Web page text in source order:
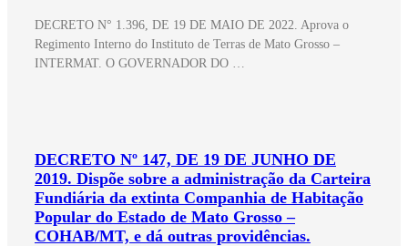
DECRETO N° 1.396, DE 19 DE MAIO DE 2022. Aprova o
Regimento Interno do Instituto de Terras de Mato Grosso –
INTERMAT. O GOVERNADOR DO …
DECRETO Nº 147, DE 19 DE JUNHO DE
2019. Dispõe sobre a administração da Carteira
Fundiária da extinta Companhia de Habitação
Popular do Estado de Mato Grosso –
COHAB/MT, e dá outras providências.